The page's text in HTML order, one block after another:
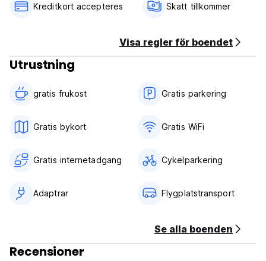
Incheckning från 12.00
Betalning vid ankomst med kontanter, kredit- och betalkort
Inklusive frukost
Allmän:
Reception fram till kl. 20.00
Inga husdjur tillåtna (Auto-translated from original language)
Kreditkort accepteres Skatt tillkommer
Visa regler för boendet
Utrustning
gratis frukost‎ Gratis parkering
Gratis bykort Gratis WiFi
Gratis internetadgang Cykelparkering
Adaptrar Flygplatstransport
Se alla boenden
Recensioner